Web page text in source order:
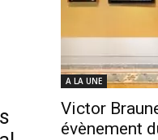
A LA UNE
Victor
évènement